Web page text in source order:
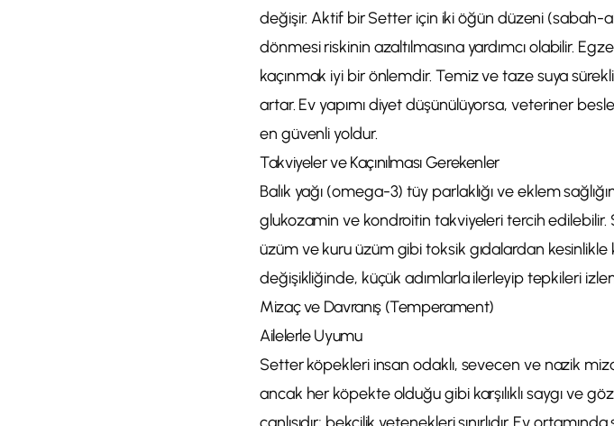
değişir. Aktif bir Setter için iki öğün düzeni (sabah-
dönmesi riskinin azaltılmasına yardımcı olabilir.
kaçınmak iyi bir önlemdir. Temiz ve taze suya
artar. Ev yapımı diyet düşünülüyorsa, veteriner
en güvenli yoldur.
Takviyeler ve Kaçınılması Gerekenler
Balık yağı (omega-3) tüy parlaklığı ve eklem
glukozamin ve kondroitin takviyeleri tercih edilebilir.
üzüm ve kuru üzüm gibi toksik gıdalardan kesinlikle
değişikliğinde, küçük adımlarla ilerleyip tepkileri
Mizaç ve Davranış (Temperament)
Ailelerle Uyumu
Setter köpekleri insan odaklı, sevecen ve nazik
ancak her köpekte olduğu gibi karşılıklı saygı ve